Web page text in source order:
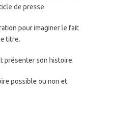
de presse.
pour imaginer le fait
titre.
présenter son histoire.
possible ou non et